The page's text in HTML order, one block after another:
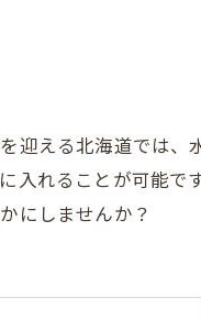
迎える北海道では、
れることが可能で
にしませんか？